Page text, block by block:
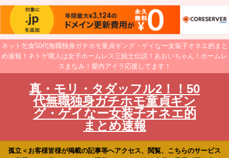
ネット乞食50代無職独身ガチホモ童貞ギング・ゲイなー女装子オネエ的まと
め速報！ネトゲ廃人は女子ホームレス三銃士伝説！あおいちゃん！ホームレ
スまなみ！愛内アイラ応援してます！
真・モリ・タダッフル2！！50
代無職独身ガチホモ童貞ギン
グ・ゲイなー女装子オネエ的
まとめ速報
孤立＜お客様皆様が掲載の記事等へアクセス、閲覧、こちらのサービス